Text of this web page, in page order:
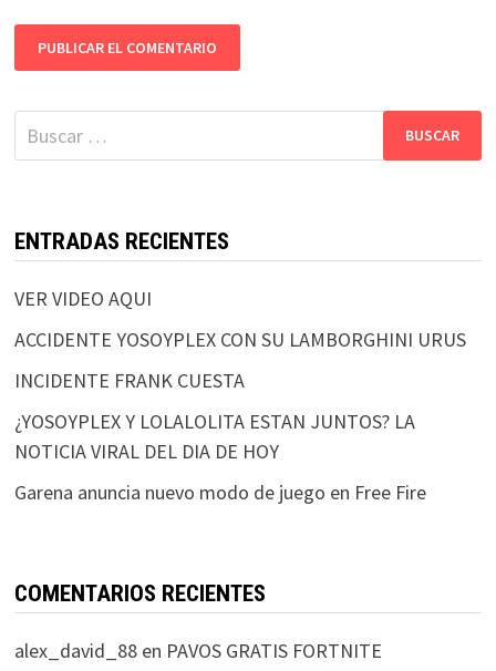
Buscar:
ENTRADAS RECIENTES
VER VIDEO AQUI
ACCIDENTE YOSOYPLEX CON SU LAMBORGHINI URUS
INCIDENTE FRANK CUESTA
¿YOSOYPLEX Y LOLALOLITA ESTAN JUNTOS? LA
NOTICIA VIRAL DEL DIA DE HOY
Garena anuncia nuevo modo de juego en Free Fire
COMENTARIOS RECIENTES
alex_david_88en PAVOS GRATIS FORTNITE